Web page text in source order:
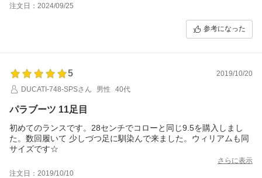
注文日：2024/09/25
参考になった
5
2019/10/20
DUCATI-748-SPSさん
男性 40代
パラブーツ 11足目
初めてのランスです。28センチでコローと同じ9.5を購入しまし
た。数回履いて 少しづつ足に馴染んで来ました。ウィリアムも同
サイズです☆
さらに表示
注文日：2019/10/10